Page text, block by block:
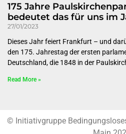
175 Jahre
bedeutet das für uns im
27/01/2023
Dieses Jahr feiert Frankfurt – und
den 175. Jahrestag der ersten
Deutschland, die 1848 in der
Read More »
© Initiativgruppe